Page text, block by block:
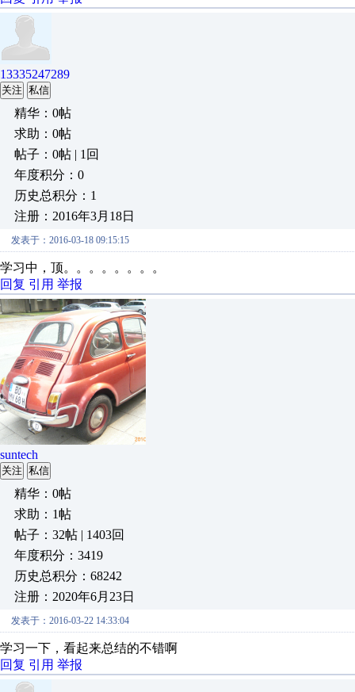
13335247289
关注 私信
精华：0帖
求助：0帖
帖子：0帖 | 1回
年度积分：0
历史总积分：1
注册：2016年3月18日
发表于：2016-03-18 09:15:15
学习中，顶。。。。。。。。
回复 引用 举报
suntech
关注 私信
精华：0帖
求助：1帖
帖子：32帖 | 1403回
年度积分：3419
历史总积分：68242
注册：2020年6月23日
发表于：2016-03-22 14:33:04
学习一下，看起来总结的不错啊
回复 引用 举报